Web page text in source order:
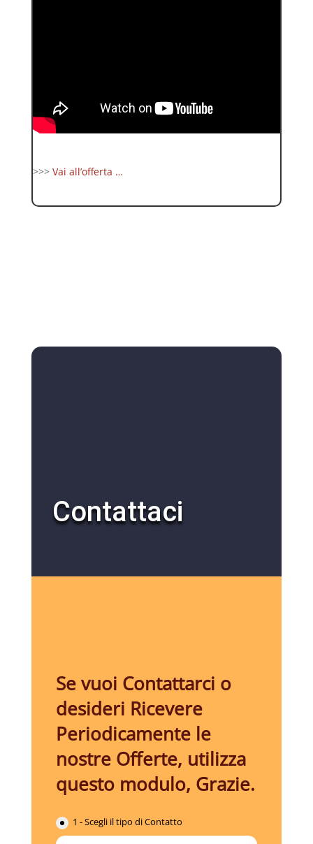
>>> Vai all’offerta …
Contattaci
Se vuoi Contattarci o
desideri Ricevere
Periodicamente le
nostre Offerte, utilizza
questo modulo, Grazie.
1 - Scegli il tipo di Contatto